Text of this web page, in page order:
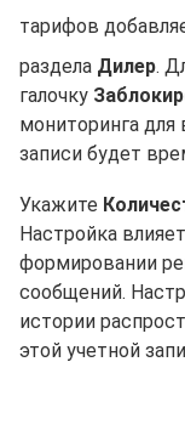
тарифов
раздела Дилер.
галочку
мониторинга для
записи будет
Укажите
Настройка
формировании
сообщений.
истории
этой учетной